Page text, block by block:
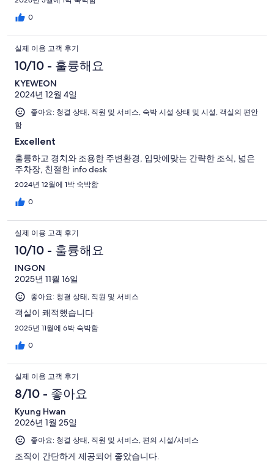
0
실제 이용 고객 후기
10/10 - 훌륭해요
KYEWEON
2024년 12월 4일
좋아요: 청결 상태, 직원 및 서비스, 숙박 시설 상태 및 시설, 객실의 편안
함
Excellent
훌륭하고 경치와 조용한 주변환경, 입맛에맞는 간략한 조식, 넓은
주차장, 친절한 info desk
2024년 12월에 1박 숙박함
0
실제 이용 고객 후기
10/10 - 훌륭해요
INGON
2025년 11월 16일
좋아요: 청결 상태, 직원 및 서비스
객실이 쾌적했습니다
2025년 11월에 6박 숙박함
0
실제 이용 고객 후기
8/10 - 좋아요
Kyung Hwan
2026년 1월 25일
좋아요: 청결 상태, 직원 및 서비스, 편의 시설/서비스
조직이 간단하게 제공되어 좋았습니다.